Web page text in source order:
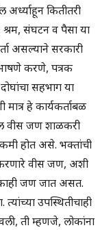
अर्ध्याहून कितीतरी
श्रम, संघटन व पैसा या
असल्याने सरकारी
भाषणे करणे, पत्रक
सहभाग या
मात्र हे कार्यकर्ताबळ
वीस जण शाळकरी
कमी होत असे. भक्तांची
वीस जण, अशी
काही जण जात असत.
उपस्थितीचाही
ती म्हणजे, लोकांना